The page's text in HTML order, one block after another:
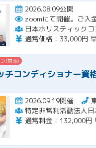
2026.08.09公開
(対面)
チコンディショナー
2026.09.19開催